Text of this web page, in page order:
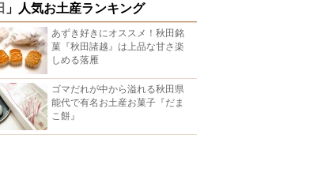
」人気お土産ランキング
あずき好きにオススメ！秋田銘
菓『秋田諸越』は上品な甘さ楽
しめる落雁
ゴマだれが中から溢れる秋田県
能代で有名お土産お菓子『だま
こ餅』